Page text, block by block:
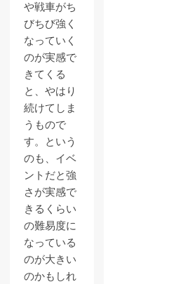
や戦車がち
びちび強く
なっていく
のが実感で
きてくる
と、やはり
続けてしま
うもので
す。という
のも、イベ
ントだと強
さが実感で
きるくらい
の難易度に
なっている
のが大きい
のかもしれ